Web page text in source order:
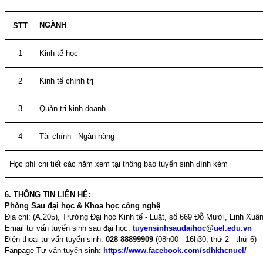
STT NGÀNH
1 Kinh tế học
2 Kinh tế chính trị
3 Quản trị kinh doanh
4 Tài chính - Ngân hàng
Học phí chi tiết các năm xem tại thông báo tuyển sinh đính kèm
6. THÔNG TIN LIÊN HỆ:
Phòng Sau đại học & Khoa học công nghệ
Địa chỉ: (A.205), Trường Đại học Kinh tế - Luật, số 669 Đỗ Mười, Linh
Email tư vấn tuyển sinh sau đại học: tuyensinhsaudaihoc@uel.edu.vn
Điện thoại tư vấn tuyển sinh: 028 88899909 (08h00 - 16h30, thứ 2 - thứ 6)
Fanpage Tư vấn tuyển sinh: https://www.facebook.com/sdhkhcnuel/